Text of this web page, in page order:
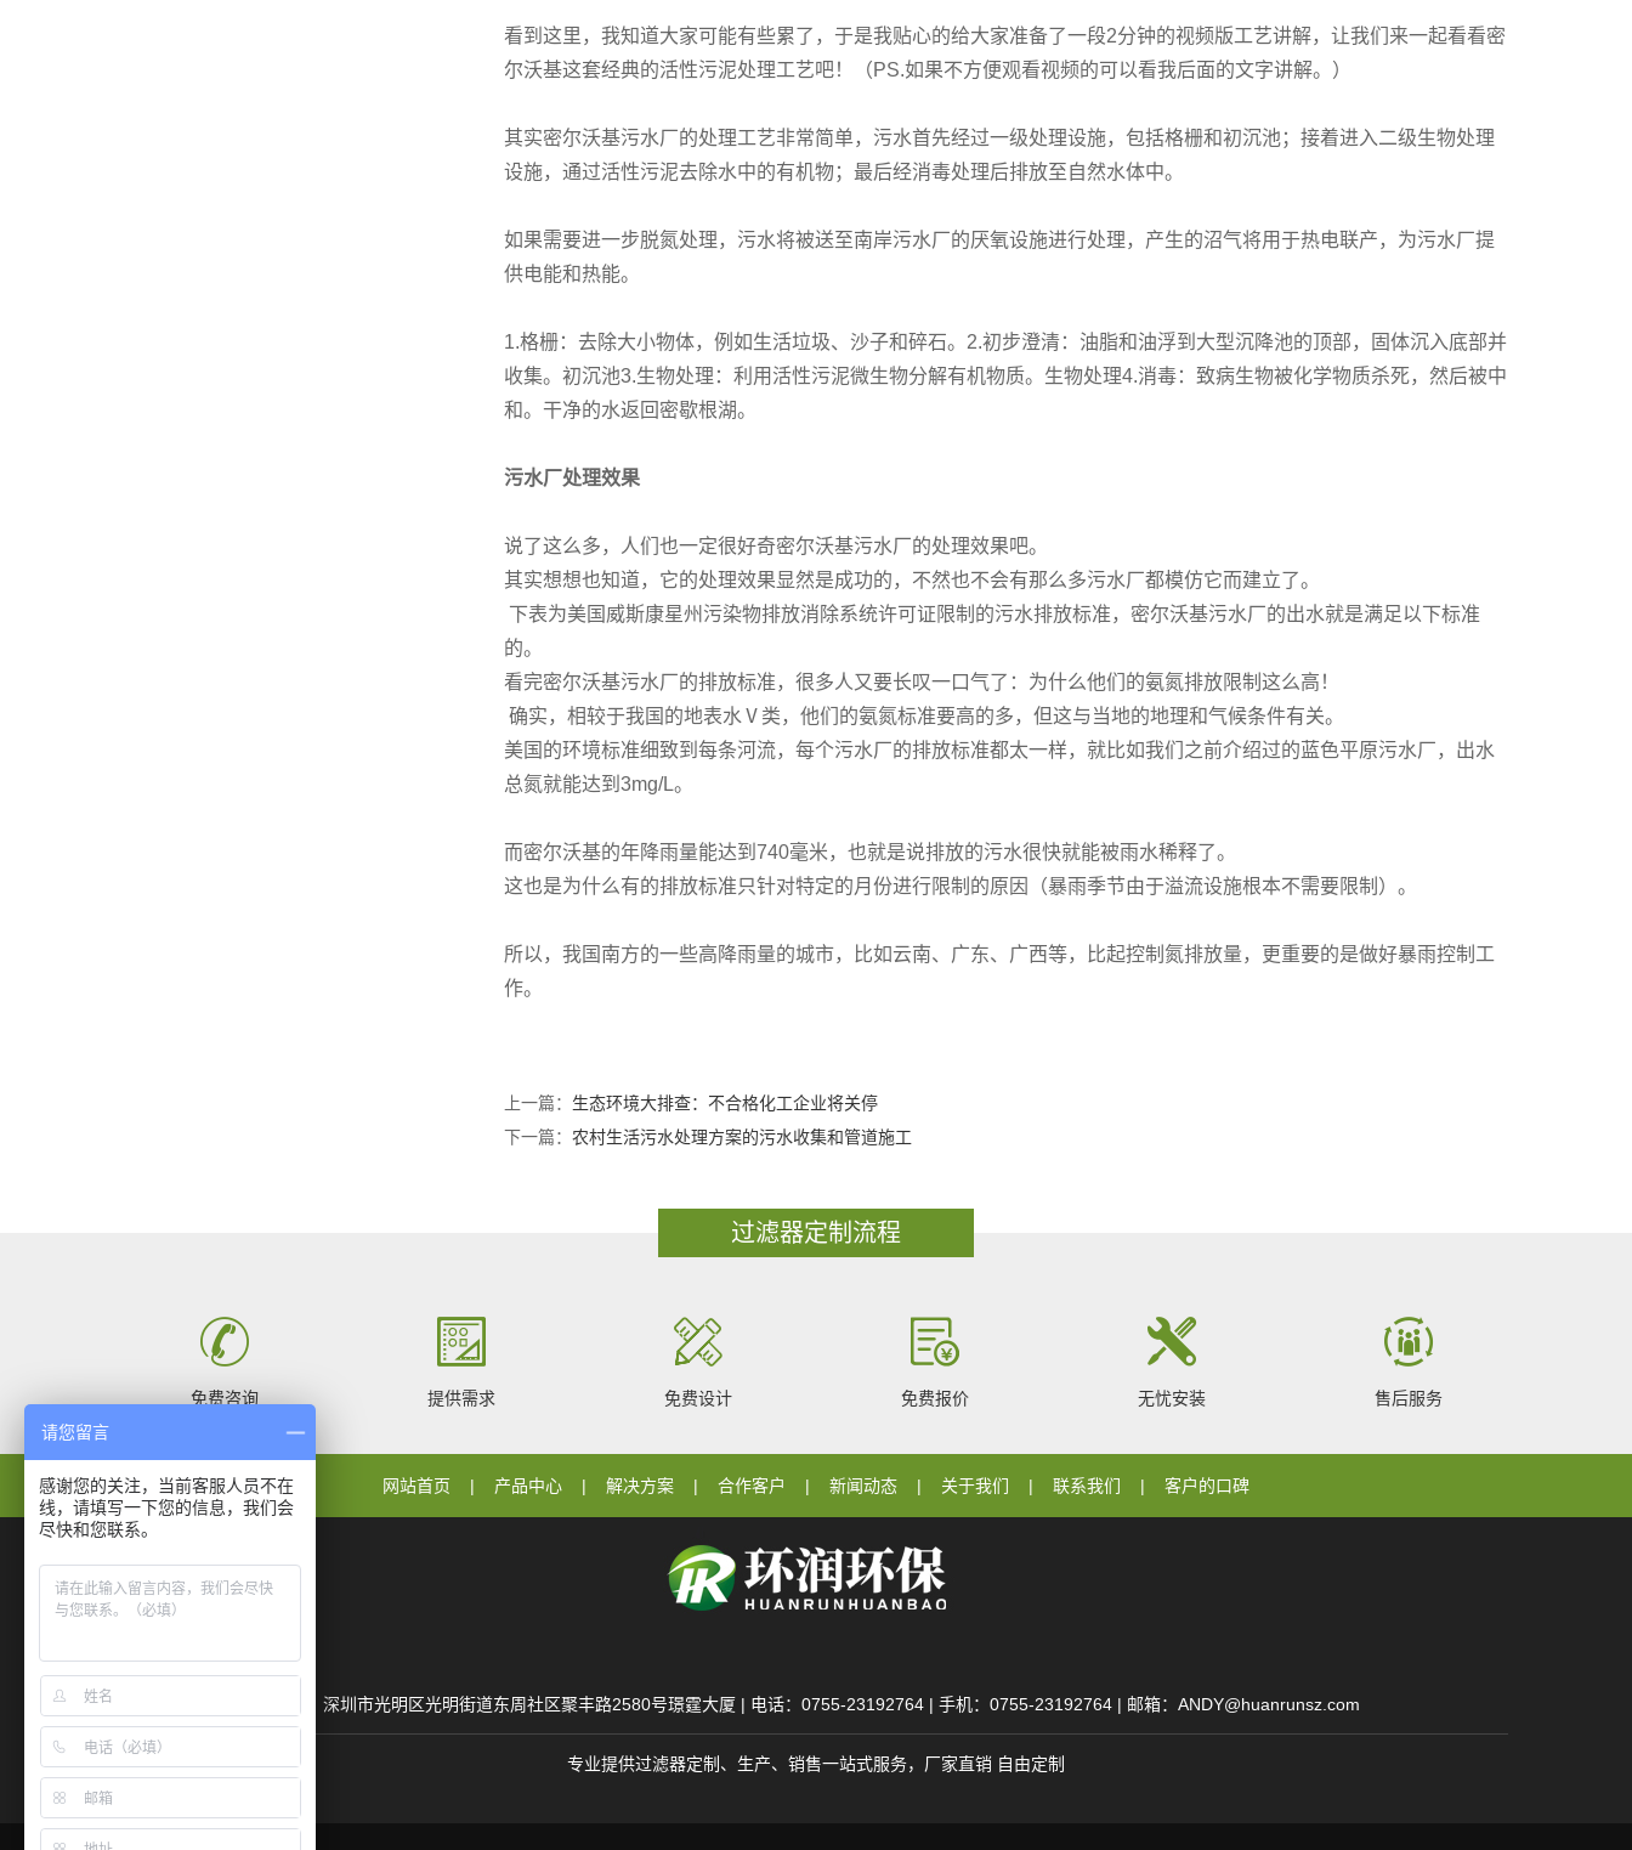
看到这里，我知道大家可能有些累了，于是我贴心的给大家准备了一段2分钟的视频版工艺讲解，让我们来一起看看密
尔沃基这套经典的活性污泥处理工艺吧！（PS.如果不方便观看视频的可以看我后面的文字讲解。）
其实密尔沃基污水厂的处理工艺非常简单，污水首先经过一级处理设施，包括格栅和初沉池；接着进入二级生物处理
设施，通过活性污泥去除水中的有机物；最后经消毒处理后排放至自然水体中。
如果需要进一步脱氮处理，污水将被送至南岸污水厂的厌氧设施进行处理，产生的沼气将用于热电联产，为污水厂提
供电能和热能。
1.格栅：去除大小物体，例如生活垃圾、沙子和碎石。2.初步澄清：油脂和油浮到大型沉降池的顶部，固体沉入底部并
收集。初沉池3.生物处理：利用活性污泥微生物分解有机物质。生物处理4.消毒：致病生物被化学物质杀死，然后被中
和。干净的水返回密歇根湖。
污水厂处理效果
说了这么多，人们也一定很好奇密尔沃基污水厂的处理效果吧。
其实想想也知道，它的处理效果显然是成功的，不然也不会有那么多污水厂都模仿它而建立了。
下表为美国威斯康星州污染物排放消除系统许可证限制的污水排放标准，密尔沃基污水厂的出水就是满足以下标准
的。
看完密尔沃基污水厂的排放标准，很多人又要长叹一口气了：为什么他们的氨氮排放限制这么高！
确实，相较于我国的地表水Ⅴ类，他们的氨氮标准要高的多，但这与当地的地理和气候条件有关。
美国的环境标准细致到每条河流，每个污水厂的排放标准都太一样，就比如我们之前介绍过的蓝色平原污水厂，出水
总氮就能达到3mg/L。
而密尔沃基的年降雨量能达到740毫米，也就是说排放的污水很快就能被雨水稀释了。
这也是为什么有的排放标准只针对特定的月份进行限制的原因（暴雨季节由于溢流设施根本不需要限制）。
所以，我国南方的一些高降雨量的城市，比如云南、广东、广西等，比起控制氮排放量，更重要的是做好暴雨控制工
作。
上一篇： 生态环境大排查：不合格化工企业将关停
下一篇： 农村生活污水处理方案的污水收集和管道施工
过滤器定制流程
免费咨询 提供需求 免费设计 免费报价 无忧安装 售后服务
网站首页 产品中心 解决方案 合作客户 新闻动态 关于我们 联系我们 客户的口碑
地址：深圳市光明区光明街道东周社区聚丰路2580号璟霆大厦 | 电话：0755-23192764 | 手机：0755-23192764 | 邮箱：ANDY@huanrunsz.com
专业提供过滤器定制、生产、销售一站式服务，厂家直销 自由定制
请您留言
感谢您的关注，当前客服人员不在
线，请填写一下您的信息，我们会
尽快和您联系。